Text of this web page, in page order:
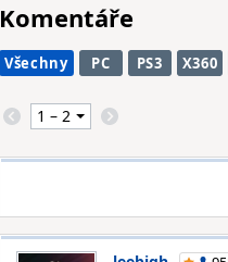
Komentáře
Všechny PC PS3 X360